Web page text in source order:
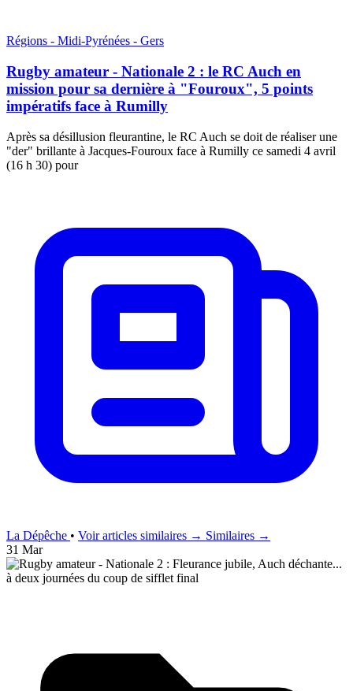
Régions - Midi-Pyrénées - Gers
Rugby amateur - Nationale 2 : le RC Auch en
mission pour sa dernière à "Fouroux", 5 points
impératifs face à Rumilly
Après sa désillusion fleurantine, le RC Auch se doit de réaliser une
"der" brillante à Jacques-Fouroux face à Rumilly ce samedi 4 avril
(16 h 30) pour
La Dépêche • Voir articles similaires → Similaires →
31 Mar